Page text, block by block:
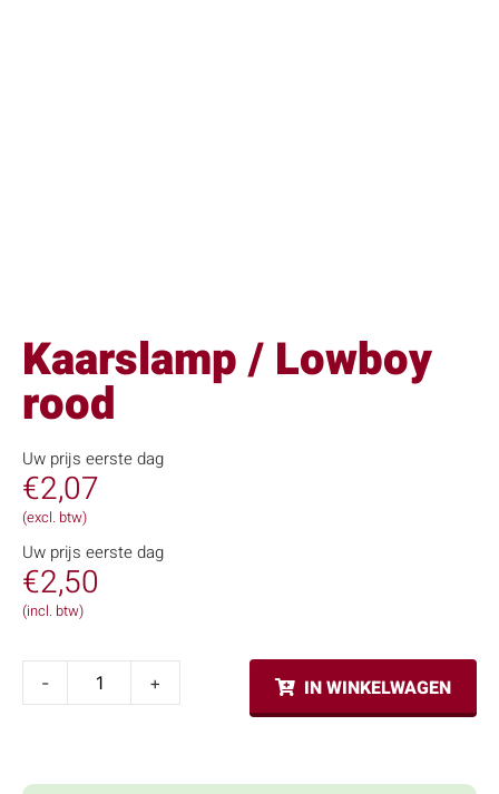
Kaarslamp / Lowboy
rood
Uw prijs eerste dag
€2,07
(excl. btw)
Uw prijs eerste dag
€2,50
(incl. btw)
- + IN WINKELWAGEN